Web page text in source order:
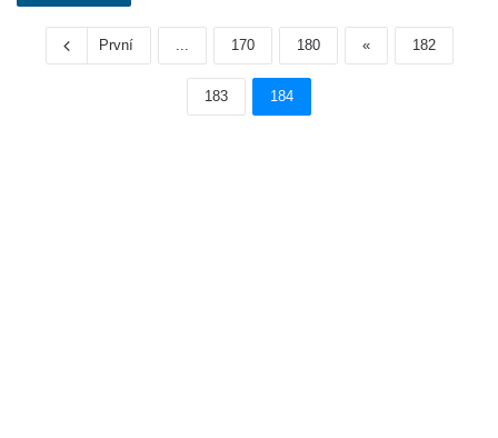
První ... 170 180 « 182
183 184